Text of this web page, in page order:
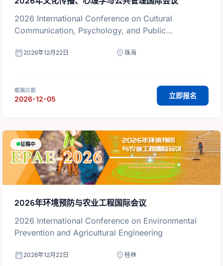
2026 International Conference on Cultural
Communication, Psychology, and Public
calendar_month 2026年12月22日 location_on 珠海
截稿日期
2026-12-05 立即报名
征稿中
2026年环境预防与农业工程国际会议
2026 International Conference on Environmental
Prevention and Agricultural Engineering
calendar_month 2026年12月22日 location_on 桂林